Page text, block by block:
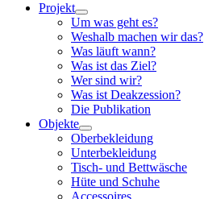
Projekt
Um was geht es?
Weshalb machen wir das?
Was läuft wann?
Was ist das Ziel?
Wer sind wir?
Was ist Deakzession?
Die Publikation
Objekte
Oberbekleidung
Unterbekleidung
Tisch- und Bettwäsche
Hüte und Schuhe
Accessoires